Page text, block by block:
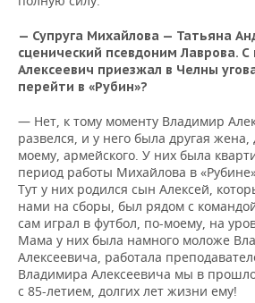
— Супруга Михайлова — Татьяна
сценический псевдоним Лаврова.
Алексеевич приезжал в Челны
перейти в «Рубин»?
— Нет, к тому моменту Владимир
развелся, и у него была другая
моему, армейского. У них была
период работы Михайлова в
Тут у них родился сын Алексей,
нами на сборы, был рядом с
сам играл в футбол, по-моему, на
Мама у них была намного моложе
Алексеевича, работала
Владимира Алексеевича мы в
с 85-летием, долгих лет жизни ему!